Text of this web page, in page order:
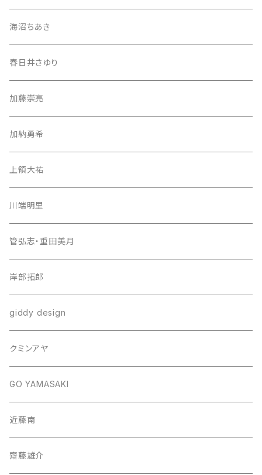
海沼ちあき
春日井さゆり
加藤崇亮
加納勇希
上領大祐
川端明里
管弘志・重田美月
岸部拓郎
giddy design
クミンアヤ
GO YAMASAKI
近藤南
齋藤雄介